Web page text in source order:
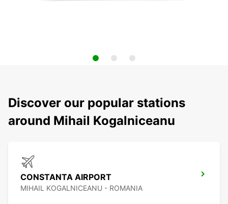
Discover our popular stations
around Mihail Kogalniceanu
CONSTANTA AIRPORT
MIHAIL KOGALNICEANU - ROMANIA